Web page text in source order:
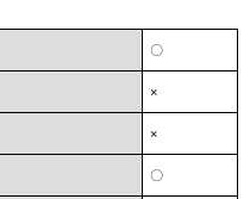
〇
×
×
〇